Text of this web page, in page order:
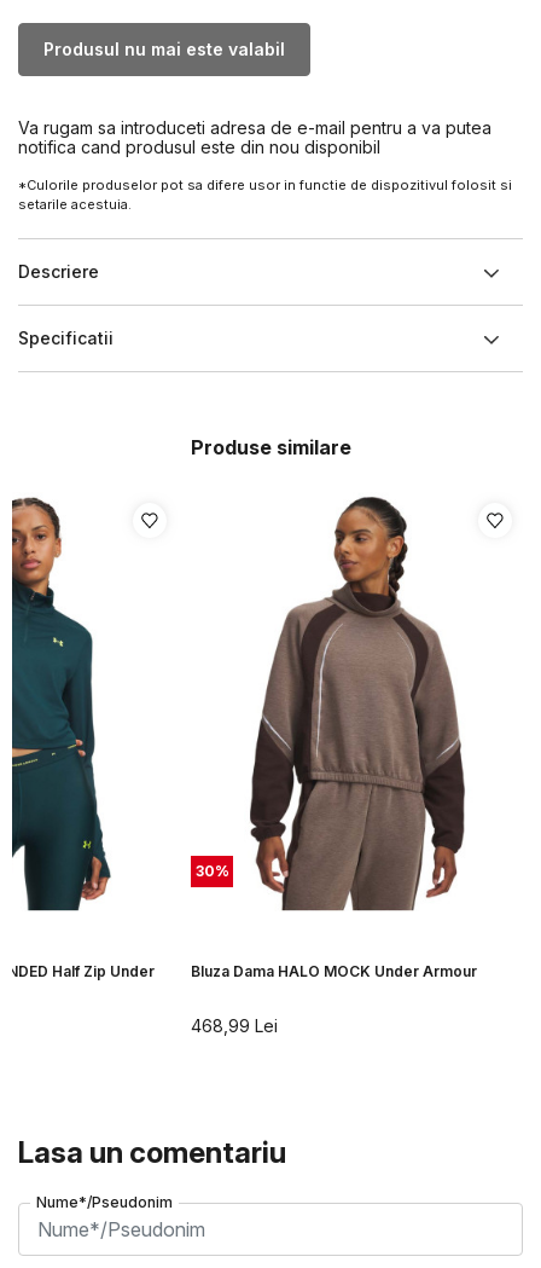
Produsul nu mai este valabil
Va rugam sa introduceti adresa de e-mail pentru a va putea
notifica cand produsul este din nou disponibil
*Culorile produselor pot sa difere usor in functie de dispozitivul folosit si
setarile acestuia.
Descriere
Specificatii
Produse similare
Half Zip Under
30%
Bluza Dama HALO MOCK Under Armour
468,99 Lei
Lasa un comentariu
Nume*/Pseudonim